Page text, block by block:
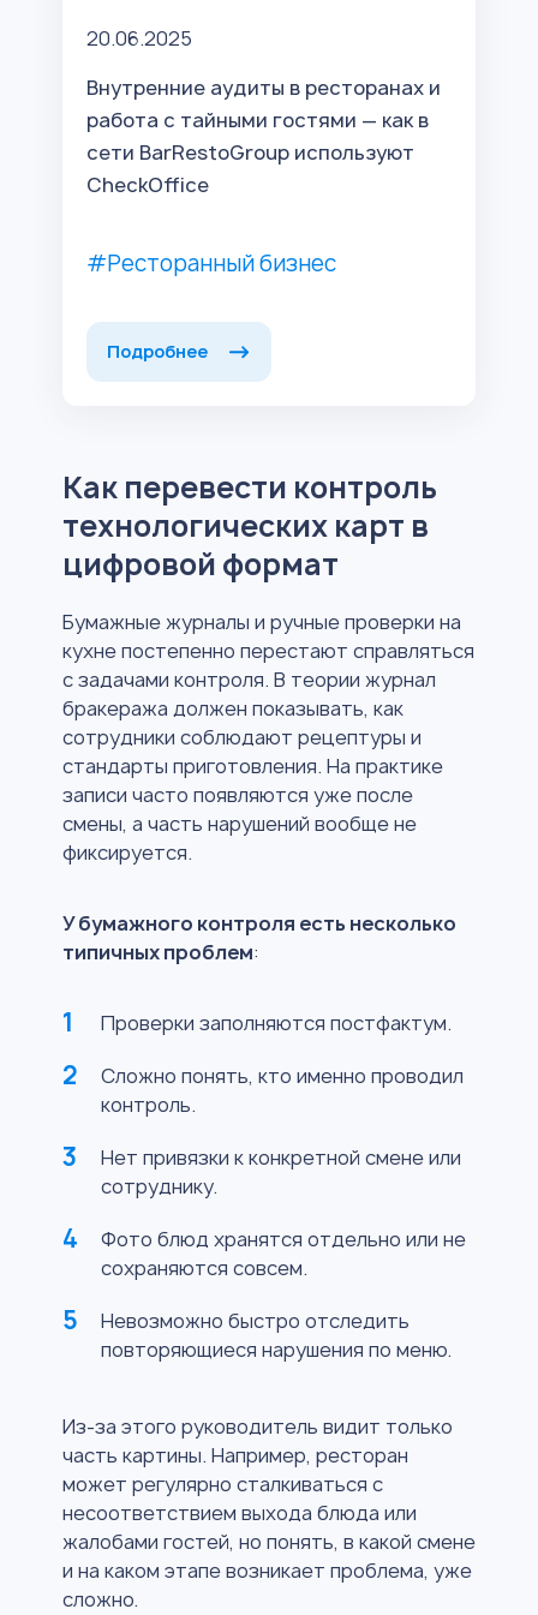
20.06.2025
Внутренние аудиты в ресторанах и
работа с тайными гостями — как в
сети BarRestoGroup используют
CheckOffice
#Ресторанный бизнес
Подробнее
Как перевести контроль
технологических карт в
цифровой формат
Бумажные журналы и ручные проверки на
кухне постепенно перестают справляться
с задачами контроля. В теории журнал
бракеража должен показывать, как
сотрудники соблюдают рецептуры и
стандарты приготовления. На практике
записи часто появляются уже после
смены, а часть нарушений вообще не
фиксируется.
У бумажного контроля есть несколько
типичных проблем:
Проверки заполняются постфактум.
Сложно понять, кто именно проводил
контроль.
Нет привязки к конкретной смене или
сотруднику.
Фото блюд хранятся отдельно или не
сохраняются совсем.
Невозможно быстро отследить
повторяющиеся нарушения по меню.
Из-за этого руководитель видит только
часть картины. Например, ресторан
может регулярно сталкиваться с
несоответствием выхода блюда или
жалобами гостей, но понять, в какой смене
и на каком этапе возникает проблема, уже
сложно.